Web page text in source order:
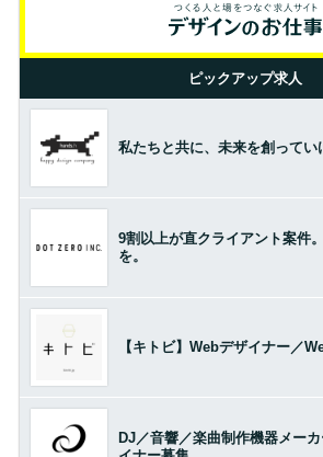
ピックアップ求人
私たちと共に、未来を創ってい
9割以上が直クライアント案件
を。
【キトビ】Webデザイナー／
DJ／音響／楽曲制作機器メー